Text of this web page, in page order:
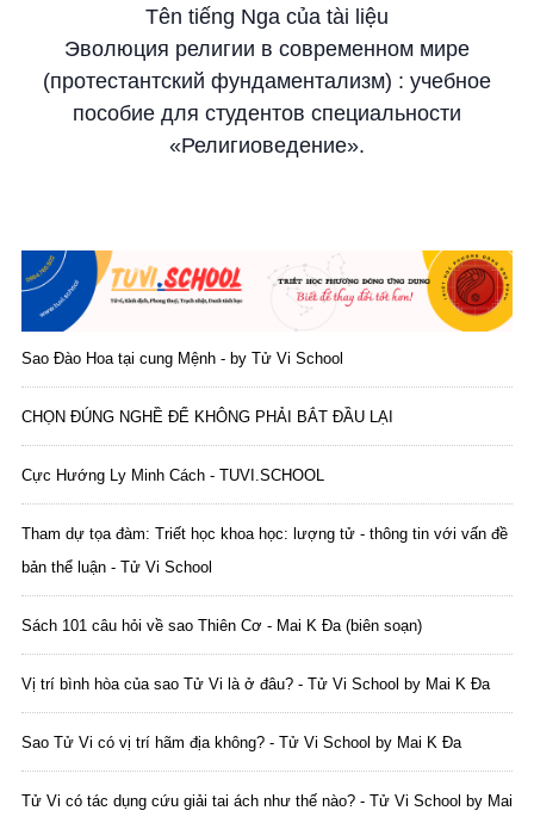
Tên tiếng Nga của tài liệu
Эволюция религии в современном мире
(протестантский фундаментализм) : учебное
пособие для студентов специальности
«Религиоведение».
Sao Đào Hoa tại cung Mệnh - by Tử Vi School
CHỌN ĐÚNG NGHỀ ĐỂ KHÔNG PHẢI BẮT ĐẦU LẠI
Cực Hướng Ly Minh Cách - TUVI.SCHOOL
Tham dự tọa đàm: Triết học khoa học: lượng tử - thông tin với vấn đề
bản thể luận - Tử Vi School
Sách 101 câu hỏi về sao Thiên Cơ - Mai K Đa (biên soạn)
Vị trí bình hòa của sao Tử Vi là ở đâu? - Tử Vi School by Mai K Đa
Sao Tử Vi có vị trí hãm địa không? - Tử Vi School by Mai K Đa
Tử Vi có tác dụng cứu giải tai ách như thế nào? - Tử Vi School by Mai